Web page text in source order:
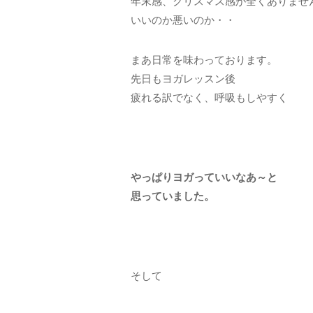
いいのか悪いのか・・
まあ日常を味わっております。
先日もヨガレッスン後
疲れる訳でなく、呼吸もしやすく
やっぱりヨガっていいなあ～と
思っていました。
そして